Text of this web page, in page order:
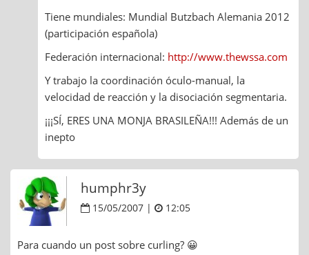
Tiene mundiales: Mundial Butzbach Alemania 2012
(participación española)
Federación internacional: http://www.thewssa.com
Y trabajo la coordinación óculo-manual, la
velocidad de reacción y la disociación segmentaria.
¡¡¡SÍ, ERES UNA MONJA BRASILEÑA!!! Además de un
inepto
humphr3y
15/05/2007 | 12:05
Para cuando un post sobre curling? 😀